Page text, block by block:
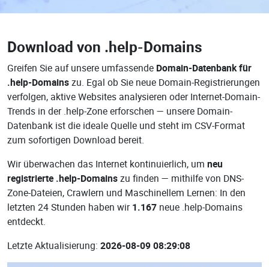
Download von .help-Domains
Greifen Sie auf unsere umfassende Domain-Datenbank für
.help-Domainszu. Egal ob Sie neue Domain-Registrierungen
verfolgen, aktive Websites analysieren oder Internet-Domain-
Trends in der .help-Zone erforschen — unsere Domain-
Datenbank ist die ideale Quelle und steht im CSV-Format
zum sofortigen Download bereit.
Wir überwachen das Internet kontinuierlich, um neu
registrierte .help-Domainszu finden — mithilfe von DNS-
Zone-Dateien, Crawlern und Maschinellem Lernen: In den
letzten 24 Stunden haben wir 1.167 neue .help-Domains
entdeckt.
Letzte Aktualisierung: 2026-08-09 08:29:08